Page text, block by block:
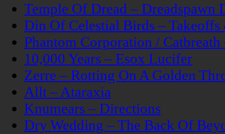
Temple Of Dread – Dreadspawn
Din Of Celestial Birds –
Phantom Corporation /
10,000 Years – Esox Lucifer
Zerre – Rotting On A Golden
Allt – Ataraxia
Knumears – Directions
Dry Wedding – The Back Of